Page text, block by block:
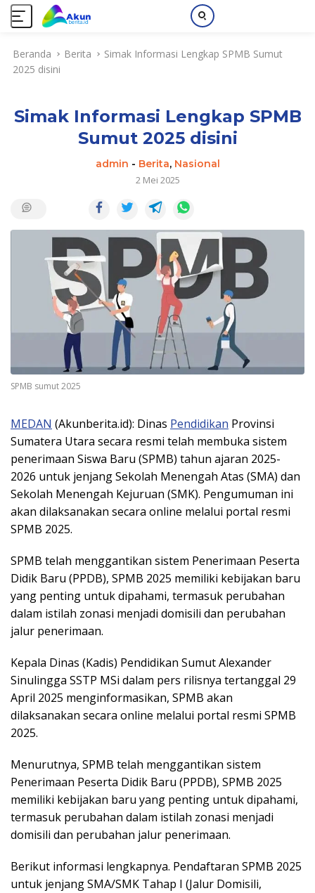
Beranda Berita
Simak Informasi Lengkap SPMB Sumut
2025 disini
Simak Informasi Lengkap SPMB
Sumut 2025 disini
admin - Berita, Nasional
2 Mei 2025
SPMB sumut 2025
MEDAN (Akunberita.id): Dinas Pendidikan Provinsi
Sumatera Utara secara resmi telah membuka sistem
penerimaan Siswa Baru (SPMB) tahun ajaran 2025-
2026 untuk jenjang Sekolah Menengah Atas (SMA) dan
Sekolah Menengah Kejuruan (SMK). Pengumuman ini
akan dilaksanakan secara online melalui portal resmi
SPMB 2025.
SPMB telah menggantikan sistem Penerimaan Peserta
Didik Baru (PPDB), SPMB 2025 memiliki kebijakan baru
yang penting untuk dipahami, termasuk perubahan
dalam istilah zonasi menjadi domisili dan perubahan
jalur penerimaan.
Kepala Dinas (Kadis) Pendidikan Sumut Alexander
Sinulingga SSTP MSi dalam pers rilisnya tertanggal 29
April 2025 menginformasikan, SPMB akan
dilaksanakan secara online melalui portal resmi SPMB
2025.
Menurutnya, SPMB telah menggantikan sistem
Penerimaan Peserta Didik Baru (PPDB), SPMB 2025
memiliki kebijakan baru yang penting untuk dipahami,
termasuk perubahan dalam istilah zonasi menjadi
domisili dan perubahan jalur penerimaan.
Berikut informasi lengkapnya. Pendaftaran SPMB 2025
untuk jenjang SMA/SMK Tahap I (Jalur Domisili,